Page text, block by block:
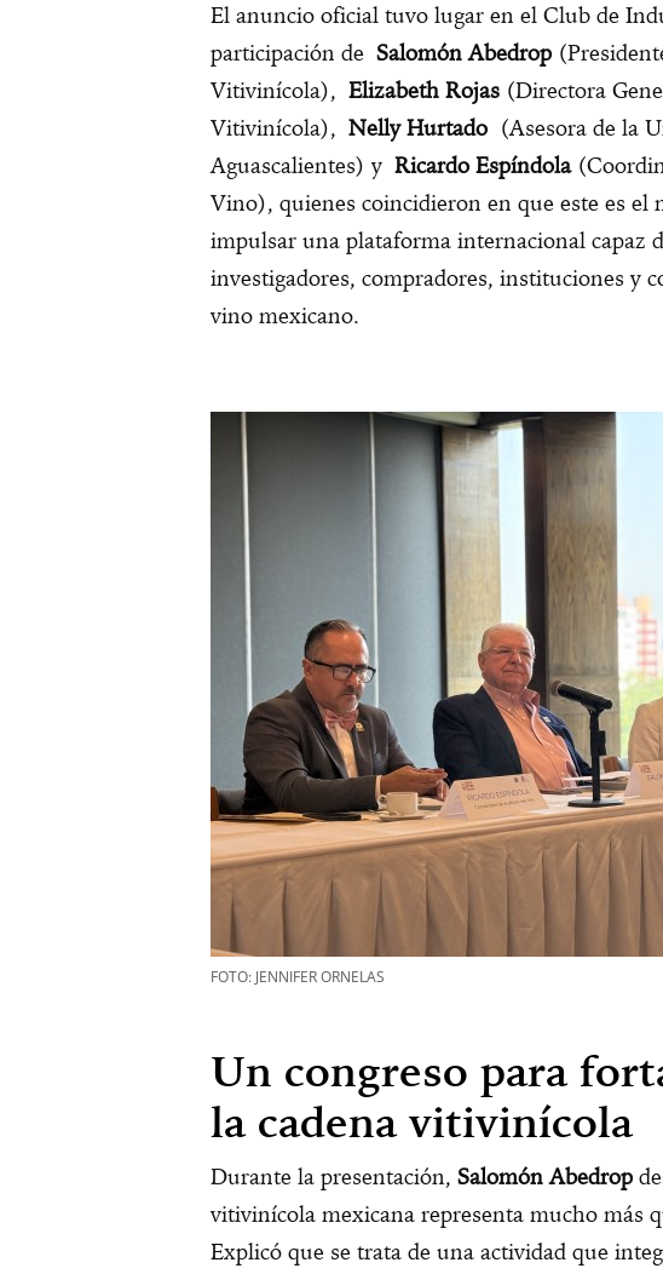
El anuncio oficial tuvo lugar en el Club de
participación de Salomón Abedrop
Vitivinícola), Elizabeth Rojas (Directora
Vitivinícola), Nelly Hurtado (Asesora de la
Aguascalientes) y Ricardo Espíndola
Vino), quienes coincidieron en que este es el
impulsar una plataforma internacional capaz
investigadores, compradores, instituciones y
vino mexicano.
FOTO: JENNIFER ORNELAS
Un congreso para
la cadena vitivinícola
Durante la presentación, Salomón Abedrop
vitivinícola mexicana representa mucho más
Explicó que se trata de una actividad que